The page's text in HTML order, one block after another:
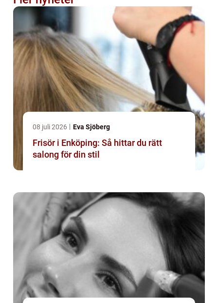
08 juli 2026 Eva Sjöberg
Frisör i Enköping: Så hittar du rätt
salong för din stil